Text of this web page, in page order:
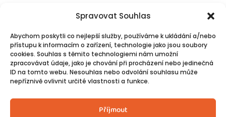
Spravovat Souhlas
Abychom poskytli co nejlepší služby, používáme k ukládání a/nebo
přístupu k informacím o zařízení, technologie jako jsou soubory
cookies. Souhlas s těmito technologiemi nám umožní
zpracovávat údaje, jako je chování při procházení nebo jedinečná
ID na tomto webu. Nesouhlas nebo odvolání souhlasu může
nepříznivě ovlivnit určité vlastnosti a funkce.
Příjmout
Additional Information
GDPR
Cookies
Follow Us